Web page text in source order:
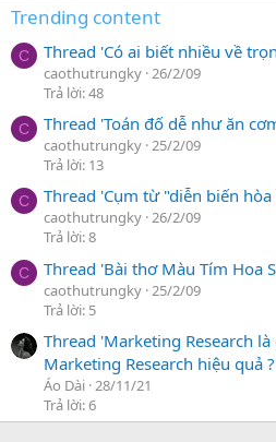
Trending content
C Thread 'Có ai biết nhiều về
caothutrungky 26/2/09
Trả lời: 48
C Thread 'Toán đố dễ như ăn
caothutrungky 25/2/09
Trả lời: 13
C Thread 'Cụm từ "diễn biến
caothutrungky 26/2/09
Trả lời: 8
C Thread 'Bài thơ Màu Tím Hoa
caothutrungky 25/2/09
Trả lời: 5
Thread 'Marketing Research
Marketing Research hiệu quả
Áo Dài 28/11/21
Trả lời: 6